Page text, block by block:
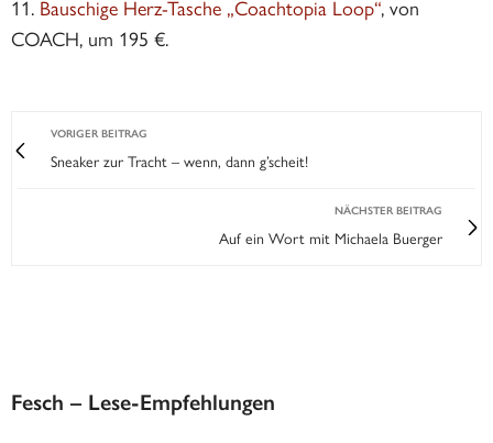
Bauschige Herz-Tasche „Coachtopia Loop“, von
COACH, um 195 €.
VORIGER BEITRAG
Sneaker zur Tracht – wenn, dann g’scheit!
NÄCHSTER BEITRAG
Auf ein Wort mit Michaela Buerger
Fesch – Lese-Empfehlungen